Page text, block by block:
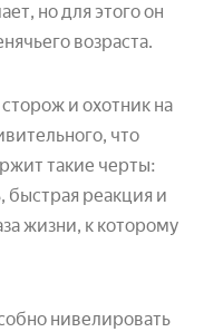
но для этого он
возраста.
и охотник на
что
такие черты:
быстрая реакция и
жизни, к которому
нивелировать